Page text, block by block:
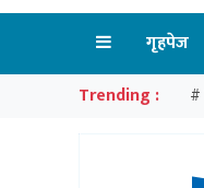
गृहपेज
Trending : #